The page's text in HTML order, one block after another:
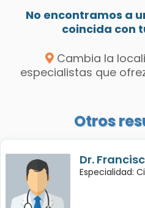
No encontramos a
coincida con
Cambia la
especialistas que
Otros
Dr.
Especialidad: